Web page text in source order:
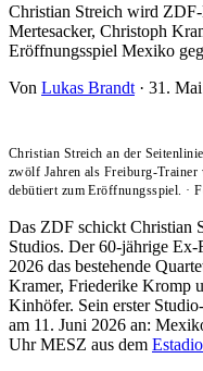
Christian Streich wird
Mertesacker, Christoph
Eröffnungsspiel Mexiko
Von Lukas Brandt · 31.
Christian Streich an der
zwölf Jahren als Freiburg-
debütiert zum Eröffnungsspiel. ·
Das ZDF schickt Christian
Studios. Der 60-jährige
2026 das bestehende
Kramer, Friederike Kromp
Kinhöfer. Sein erster
am 11. Juni 2026 an:
Uhr MESZ aus dem